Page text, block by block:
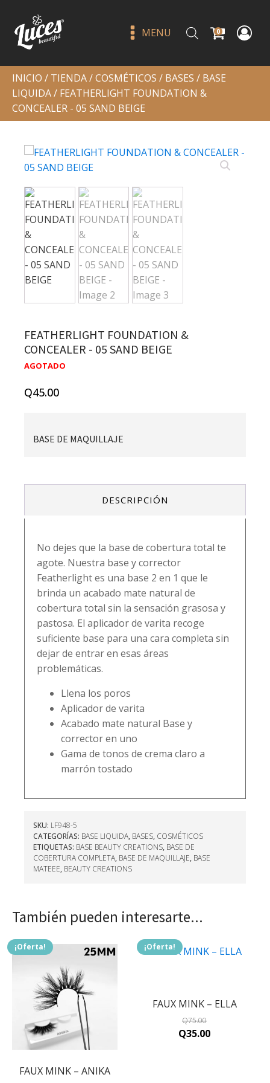
MENU 0
INICIO / TIENDA/COSMÉTICOS / BASES / BASE
LIQUIDA/ FEATHERLIGHT FOUNDATION &
CONCEALER - 05 SAND BEIGE
FEATHERLIGHT FOUNDATION &
CONCEALER - 05 SAND BEIGE
AGOTADO
Q45.00
BASE DE MAQUILLAJE
DESCRIPCIÓN
No dejes que la base de cobertura total te
agote. Nuestra base y corrector
Featherlight es una base 2 en 1 que le
brinda un acabado mate natural de
cobertura total sin la sensación grasosa y
pastosa. El aplicador de varita recoge
suficiente base para una cara completa sin
dejar de entrar en esas áreas
problemáticas.
Llena los poros
Aplicador de varita
Acabado mate natural Base y
corrector en uno
Gama de tonos de crema claro a
marrón tostado
SKU: LF948-5
CATEGORÍAS: BASE LIQUIDA, BASES, COSMÉTICOS
ETIQUETAS: BASE BEAUTY CREATIONS, BASE DE
COBERTURA COMPLETA, BASE DE MAQUILLAJE, BASE
MATEEE, BEAUTY CREATIONS
También pueden interesarte...
¡Oferta!
FAUX MINK – ANIKA
¡Oferta!
FAUX MINK – ELLA
Q75.00
Original
Q35.00Current
Set de gloss thirsty pout -
italia deluxe cutie
Q156.00